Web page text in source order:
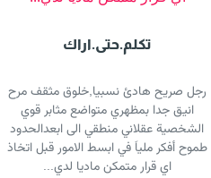
تكلم.حتى.اراك
رجل صريح هادئ نسبيا,خلوق مثقف مرح
انيق جدا بمظهري متواضع مثابر قوي
الشخصية عقلاني منطقي الى ابعدالحدود
طموح أفكر ملياَ في ابسط الامور قبل اتخاذ
اي قرار متمكن ماديا لدي...